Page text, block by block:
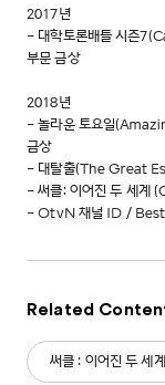
2017년
- 대학토론배틀 시즌
부문 금상
2018년
- 놀라운 토요일
금상
- 대탈출(The Great
- 써클: 이어진 두 세계
- OtvN 채널 ID /
Related
써클 : 이어진 두 세계